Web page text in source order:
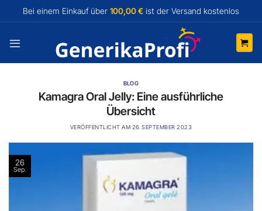
Bei einem Einkauf über 100,00 € ist der Versand kostenlos
BLOG
Kamagra Oral Jelly: Eine ausführliche
Übersicht
VERÖFFENTLICHT AM 26. SEPTEMBER 2023
26
Sep.